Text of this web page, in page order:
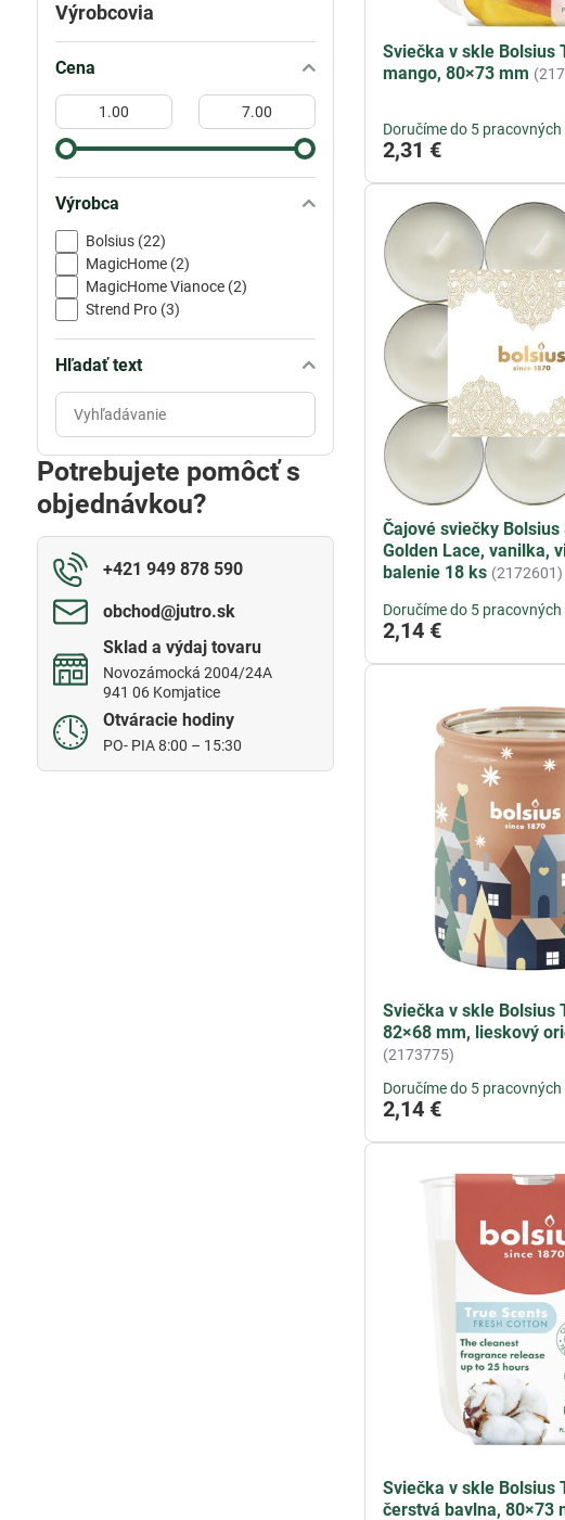
Sviečka v skle Bolsius
mango, 80×73 mm
Doručíme do 5 pracovných
2,31 €
Čajové sviečky Bolsius
Golden Lace, vanilka,
balenie 18 ks (2172601)
Doručíme do 5 pracovných
2,14 €
Sviečka v skle Bolsius
82×68 mm, lieskový
(2173775)
Doručíme do 5 pracovných
2,14 €
Sviečka v skle Bolsius
čerstvá bavlna, 80×73
Výrobcovia
Cena
Od:
Do:
Výrobca
Bolsius (22)
MagicHome (2)
MagicHome Vianoce (2)
Strend Pro (3)
Hľadať text
Prehľadať
výsledky
filtra
fulltextom
Potrebujete pomôcť s
objednávkou?
+421 949 878 590
obchod​@jutro​.sk
Sklad a výdaj tovaru
Novozámocká 2004/24A
941 06 Komjatice
Otváracie hodiny
PO- PIA 8:00 – 15:30